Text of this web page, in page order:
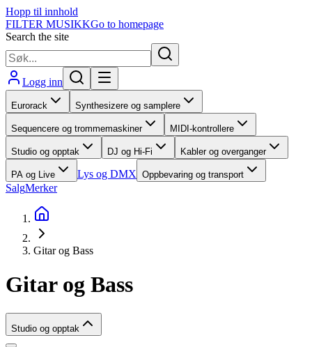
Hopp til innhold
FILTER MUSIKKGo to homepage
Search the site
Logg inn
Eurorack Synthesizere og samplere
Sequencere og trommemaskiner MIDI-kontrollere
Studio og opptak DJ og Hi-Fi Kabler og overganger
PA og Live Lys og DMX Oppbevaring og transport
SalgMerker
Gitar og Bass
Gitar og Bass
Studio og opptak